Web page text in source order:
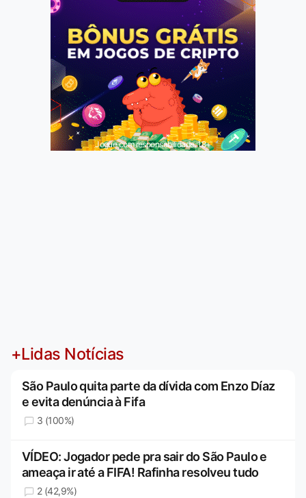
Jogue com responsabilidade. 18+
+Lidas Notícias
São Paulo quita parte da dívida com Enzo Díaz
e evita denúncia à Fifa
3 (100%)
VÍDEO: Jogador pede pra sair do São Paulo e
ameaça ir até a FIFA! Rafinha resolveu tudo
2 (42,9%)